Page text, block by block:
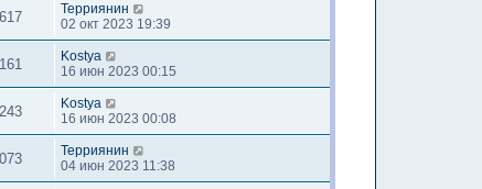
Терриянин
02 окт 2023 19:39
Kostya
16 июн 2023 00:15
Kostya
16 июн 2023 00:08
Терриянин
04 июн 2023 11:38